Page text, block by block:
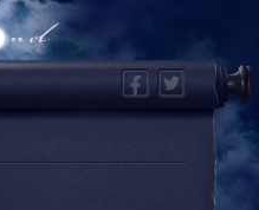
FacebookTwitter
Karten